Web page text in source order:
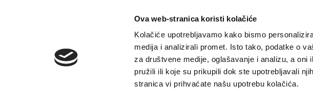
Ova web-stranica koristi kolačiće
Kolačiće upotrebljavamo kako bismo
medija i analizirali promet. Isto tako, podatke o
za društvene medije, oglašavanje i analizu, a
pružili ili koje su prikupili dok ste upotrebljavali
stranica vi prihvaćate našu upotrebu kolačića.
© TZ Kastela 2022 Izjava o dostopnosti Politika piškotkov